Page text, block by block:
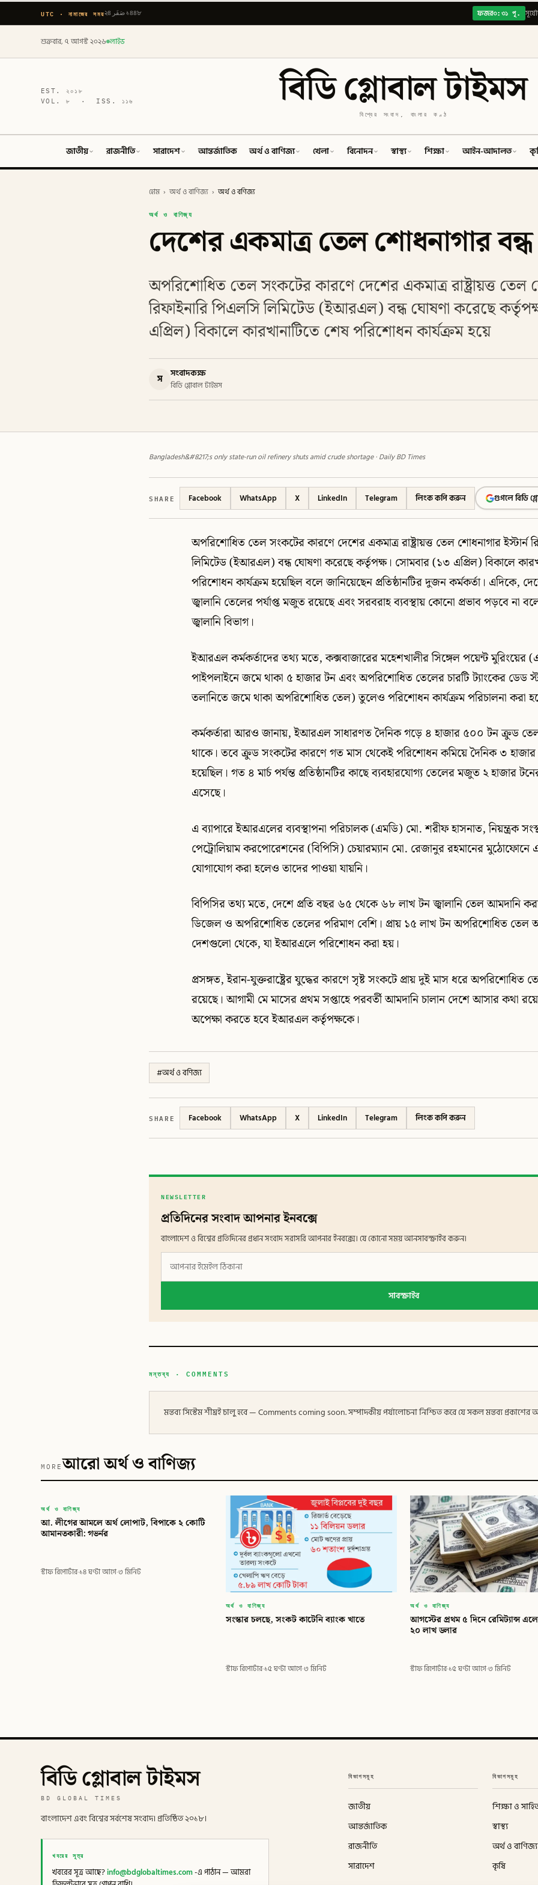
UTC · নামাজের সময় ২৪ صَفَر ১৪৪৮ ফজর৩:৩১ পূ.
শুক্রবার, ৭ আগস্ট ২০২৬ লাইভ
EST.২০১৮
VOL.৮ · ISS. ১১৬ বিডি গ্লোবাল টাইমস
বিশ্বের সংবাদ, বাংলার কণ্ঠ
জাতীয় রাজনীতি সারাদেশ আন্তর্জাতিক অর্থ ও বাণিজ্য খেলা বিনোদন স্বাস্থ্য শিক্ষা আইন-আদালত
হোম › অর্থ ও বাণিজ্য › অর্থ ও বণিজ্য
অর্থ ও বাণিজ্য
দেশের একমাত্র তেল শোধনাগার
অপরিশোধিত তেল সংকটের কারণে দেশের একমাত্র রাষ্ট্রায়ত্ত তেল
রিফাইনারি পিএলসি লিমিটেড (ইআরএল) বন্ধ ঘোষণা করেছে
এপ্রিল) বিকালে কারখানাটিতে শেষ পরিশোধন কার্যক্রম হয়ে
স সংবাদকক্ষ
বিডি গ্লোবাল টাইমস
Bangladesh&#8217;s only state-run oil refinery shuts amid crude shortage · Daily BD Times
SHARE Facebook WhatsApp X LinkedIn Telegram লিংক কপি করুন গুগলে বিডি
অপরিশোধিত তেল সংকটের কারণে দেশের একমাত্র রাষ্ট্রায়ত্ত তেল শোধনাগার ইস্টার্ন
লিমিটেড (ইআরএল) বন্ধ ঘোষণা করেছে কর্তৃপক্ষ। সোমবার (১৩ এপ্রিল) বিকালে
পরিশোধন কার্যক্রম হয়েছিল বলে জানিয়েছেন প্রতিষ্ঠানটির দুজন কর্মকর্তা। এদিকে,
জ্বালানি তেলের পর্যাপ্ত মজুত রয়েছে এবং সরবরাহ ব্যবস্থায় কোনো প্রভাব পড়বে না
জ্বালানি বিভাগ।
ইআরএল কর্মকর্তাদের তথ্য মতে, কক্সবাজারের মহেশখালীর সিঙ্গেল পয়েন্ট মুরিংয়ের
পাইপলাইনে জমে থাকা ৫ হাজার টন এবং অপরিশোধিত তেলের চারটি ট্যাংকের ডেড
তলানিতে জমে থাকা অপরিশোধিত তেল) তুলেও পরিশোধন কার্যক্রম পরিচালনা করা
কর্মকর্তারা আরও জানায়, ইআরএল সাধারণত দৈনিক গড়ে ৪ হাজার ৫০০ টন ক্রুড
থাকে। তবে ক্রুড সংকটের কারণে গত মাস থেকেই পরিশোধন কমিয়ে দৈনিক ৩
হয়েছিল। গত ৪ মার্চ পর্যন্ত প্রতিষ্ঠানটির কাছে ব্যবহারযোগ্য তেলের মজুত ২ হাজার
এসেছে।
এ ব্যাপারে ইআরএলের ব্যবস্থাপনা পরিচালক (এমডি) মো. শরীফ হাসনাত, নিয়ন্ত্রক
পেট্রোলিয়াম করপোরেশনের (বিপিসি) চেয়ারম্যান মো. রেজানুর রহমানের মুঠোফোনে
যোগাযোগ করা হলেও তাদের পাওয়া যায়নি।
বিপিসির তথ্য মতে, দেশে প্রতি বছর ৬৫ থেকে ৬৮ লাখ টন জ্বালানি তেল আমদানি
ডিজেল ও অপরিশোধিত তেলের পরিমাণ বেশি। প্রায় ১৫ লাখ টন অপরিশোধিত তেল
দেশগুলো থেকে, যা ইআরএলে পরিশোধন করা হয়।
প্রসঙ্গত, ইরান-যুক্তরাষ্ট্রের যুদ্ধের কারণে সৃষ্ট সংকটে প্রায় দুই মাস ধরে অপরিশোধিত
রয়েছে। আগামী মে মাসের প্রথম সপ্তাহে পরবর্তী আমদানি চালান দেশে আসার কথা
অপেক্ষা করতে হবে ইআরএল কর্তৃপক্ষকে।
#অর্থ ও বণিজ্য
SHARE Facebook WhatsApp X LinkedIn Telegram লিংক কপি করুন
NEWSLETTER
প্রতিদিনের সংবাদ আপনার ইনবক্সে
বাংলাদেশ ও বিশ্বের প্রতিদিনের প্রধান সংবাদ সরাসরি আপনার ইনবক্সে। যে কোনো সময় আনসাবস্ক্রাইব করুন।
সাবস্ক্রাইব
মন্তব্য · COMMENTS
মন্তব্য সিস্টেম শীঘ্রই চালু হবে — Comments coming soon. সম্পাদকীয় পর্যালোচনা নিশ্চিত করে যে সকল মন্তব্য
MOREআরো অর্থ ও বাণিজ্য
বিডি
বিডি গ্লোবাল টাইমস
অর্থ ও বাণিজ্য
আ. লীগের আমলে অর্থ লোপাট, বিপাকে ২ কোটি
আমানতকারী: গভর্নর
স্টাফ রিপোর্টার·১৪ ঘণ্টা আগে·৩ মিনিট
অর্থ ও বাণিজ্য
সংস্কার চলছে, সংকট কাটেনি ব্যাংক খাতে
স্টাফ রিপোর্টার·১৫ ঘণ্টা আগে·৩ মিনিট
অর্থ ও বাণিজ্য
আগস্টের প্রথম ৫ দিনে রেমিট্যান্স
২০ লাখ ডলার
স্টাফ রিপোর্টার·১৫ ঘণ্টা আগে·৩ মিনিট
বিডি গ্লোবাল টাইমস
BD GLOBAL TIMES
বাংলাদেশ এবং বিশ্বের সর্বশেষ সংবাদ। প্রতিষ্ঠিত ২০১৮।
খবরের সূত্র
খবরের সূত্র আছে?info@bdglobaltimes.com-এ পাঠান — আমরা
বিভাগসমূহ
জাতীয়
আন্তর্জাতিক
রাজনীতি
সারাদেশ
বিভাগসমূহ
শিক্ষা ও
স্বাস্থ্য
অর্থ ও বাণিজ্য
কৃষি